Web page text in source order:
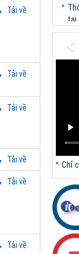
Tải về
Tải về
Tải về
Tải về
Tải về
Tải về
tại
02
Chỉ